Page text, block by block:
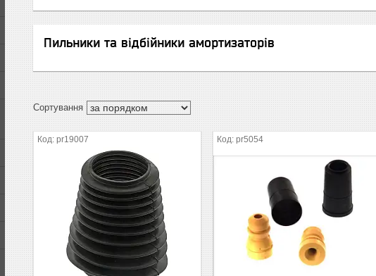
Пильники та відбійники амортизаторів
pr19007 pr5054